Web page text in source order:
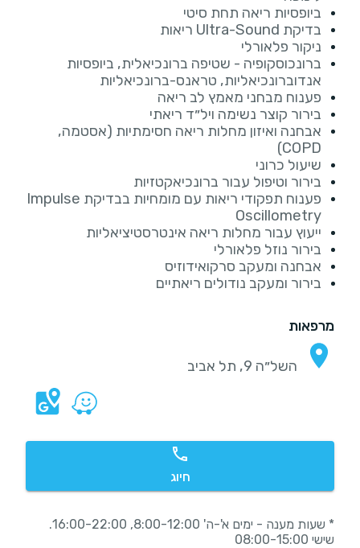
ביופסיות ריאה תחת סיטי
בדיקת Ultra-Sound ריאות
ניקור פלאורלי
ברונכוסקופיה - שטיפה ברונכיאלית, ביופסיות
אנדוברונכיאליות, טראנס-ברונכיאליות
פענוח מבחני מאמץ לב ריאה
בירור קוצר נשימה ויל״ד ריאתי
אבחנה ואיזון מחלות ריאה חסימתיות (אסטמה,
COPD)
שיעול כרוני
בירור וטיפול עבור ברונכיאקטזיות
פענוח תפקודי ריאות עם מומחיות בבדיקת Impulse
Oscillometry
ייעוץ עבור מחלות ריאה אינטרסטיציאליות
בירור נוזל פלאורלי
אבחנה ומעקב סרקואידוזיס
בירור ומעקב נודולים ריאתיים
מרפאות
השל״ה 9, תל אביב
חיוג
* שעות מענה - ימים א'-ה' 8:00-12:00, 16:00-22:00.
שישי 08:00-15:00